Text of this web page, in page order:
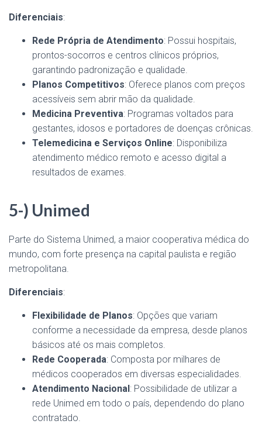
Diferenciais:
Rede Própria de Atendimento: Possui hospitais,
prontos-socorros e centros clínicos próprios,
garantindo padronização e qualidade.
Planos Competitivos: Oferece planos com preços
acessíveis sem abrir mão da qualidade.
Medicina Preventiva: Programas voltados para
gestantes, idosos e portadores de doenças crônicas.
Telemedicina e Serviços Online: Disponibiliza
atendimento médico remoto e acesso digital a
resultados de exames.
5-) Unimed
Parte do Sistema Unimed, a maior cooperativa médica do
mundo, com forte presença na capital paulista e região
metropolitana.
Diferenciais:
Flexibilidade de Planos: Opções que variam
conforme a necessidade da empresa, desde planos
básicos até os mais completos.
Rede Cooperada: Composta por milhares de
médicos cooperados em diversas especialidades.
Atendimento Nacional: Possibilidade de utilizar a
rede Unimed em todo o país, dependendo do plano
contratado.